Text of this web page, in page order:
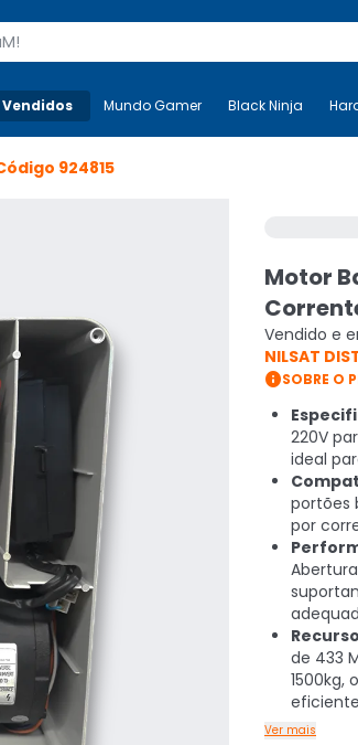
Mais-v- Mundo Gamer Black
Mundo Gamer Black Ninja
924815
Motor
Vendido e
NILSAT
SOBRE O
220V
ideal
portões
por
de 433
1500kg,
eficiente
Ver mais